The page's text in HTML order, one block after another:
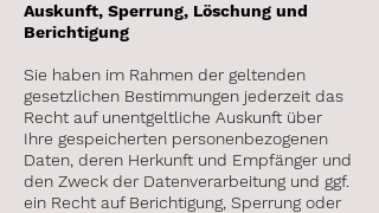
Auskunft, Sperrung, Löschung und
Berichtigung
Sie haben im Rahmen der geltenden
gesetzlichen Bestimmungen jederzeit das
Recht auf unentgeltliche Auskunft über
Ihre gespeicherten personenbezogenen
Daten, deren Herkunft und Empfänger und
den Zweck der Datenverarbeitung und ggf.
ein Recht auf Berichtigung, Sperrung oder